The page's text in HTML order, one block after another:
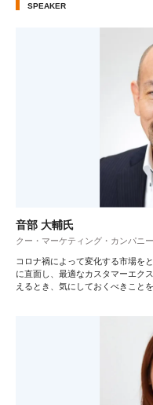
SPEAKER
音部 大輔氏
クー・マーケティング・カンパニ
コロナ禍によって変化する市場を
に直面し、最適なカスタマーエク
えるとき、気にしておくべきこと